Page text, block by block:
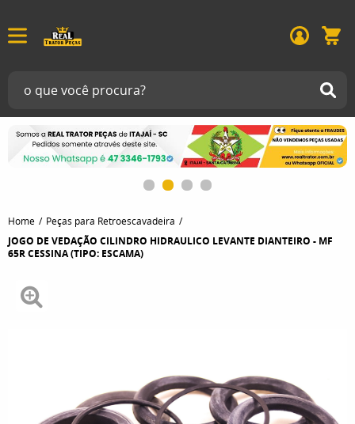
Home Peças para Retroescavadeira
JOGO DE VEDAÇÃO CILINDRO HIDRAULICO LEVANTE DIANTEIRO - MF
65R CESSINA (TIPO: ESCAMA)